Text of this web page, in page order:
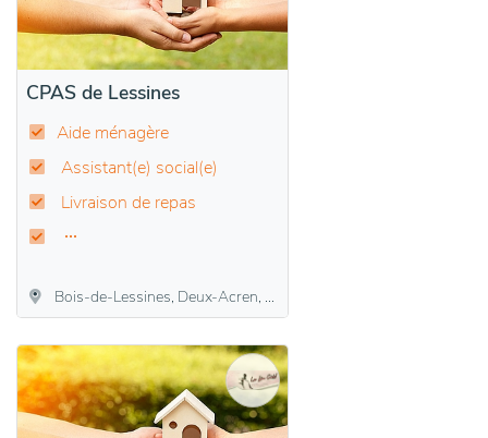
CPAS de Lessines
Aide ménagère
Assistant(e) social(e)
Livraison de repas
Bois-de-Lessines, Deux-Acren, Ghoy, Lessines, Ogy, Ollignies, Papignies, Wannebecq